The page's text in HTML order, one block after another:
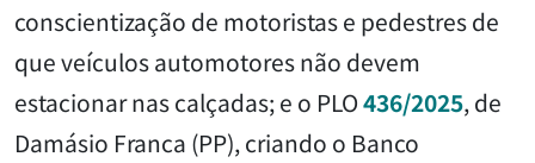
conscientização de motoristas e pedestres de
que veículos automotores não devem
estacionar nas calçadas; e o PLO436/2025, de
Damásio Franca (PP), criando o Banco